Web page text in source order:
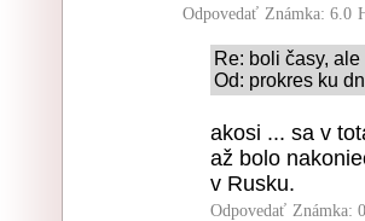
Odpovedať Známka: 6.0
Re: boli časy,
Od: prokres ku
akosi ... sa v
až bolo
v Rusku.
Odpovedať Známka: